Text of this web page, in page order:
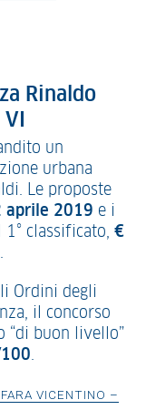
Rinaldo
un
urbana
Le proposte
aprile 2019 e i
1° classificato, €
Ordini degli
il concorso
“di buon livello”
.
VICENTINO –